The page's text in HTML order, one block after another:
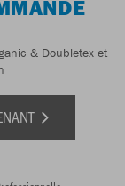
& Doubletex et